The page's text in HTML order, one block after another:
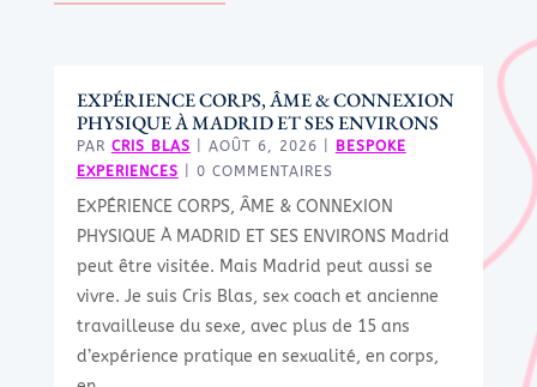
EXPÉRIENCE CORPS, ÂME & CONNEXION
PHYSIQUE À MADRID ET SES ENVIRONS
PAR CRIS BLAS AOÛT 6, 2026
BESPOKE
EXPERIENCES | 0 COMMENTAIRES
EXPÉRIENCE CORPS, ÂME & CONNEXION
PHYSIQUE À MADRID ET SES ENVIRONS Madrid
peut être visitée. Mais Madrid peut aussi se
vivre. Je suis Cris Blas, sex coach et ancienne
travailleuse du sexe, avec plus de 15 ans
d’expérience pratique en sexualité, en corps,